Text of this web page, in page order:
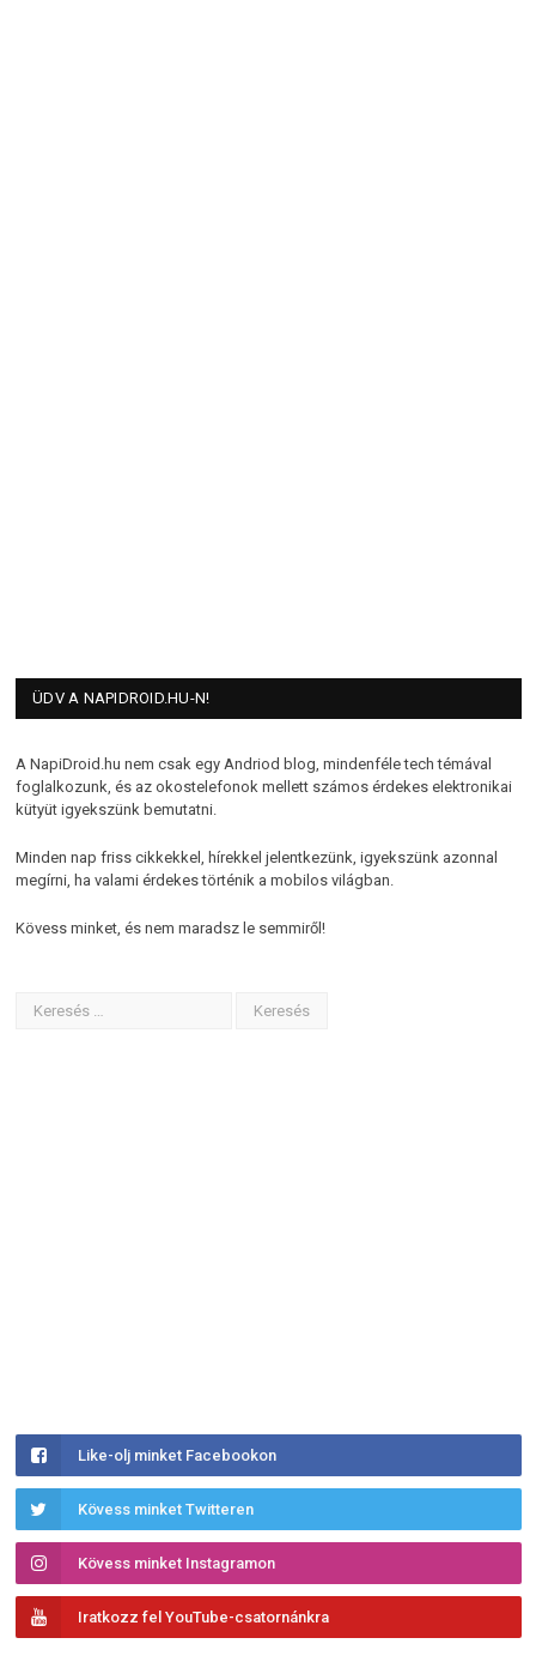
ÜDV A NAPIDROID.HU-N!
A NapiDroid.hu nem csak egy Andriod blog, mindenféle tech témával
foglalkozunk, és az okostelefonok mellett számos érdekes elektronikai
kütyüt igyekszünk bemutatni.
Minden nap friss cikkekkel, hírekkel jelentkezünk, igyekszünk azonnal
megírni, ha valami érdekes történik a mobilos világban.
Kövess minket, és nem maradsz le semmiről!
Like-olj minket Facebookon
Kövess minket Twitteren
Kövess minket Instagramon
Iratkozz fel YouTube-csatornánkra